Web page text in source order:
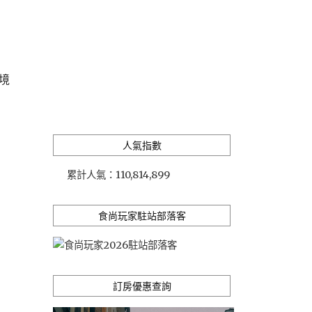
人氣指數
累計人氣： 110,814,899
食尚玩家駐站部落客
訂房優惠查詢